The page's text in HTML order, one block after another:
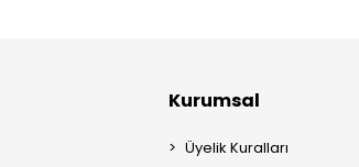
Kurumsal
Üyelik Kuralları